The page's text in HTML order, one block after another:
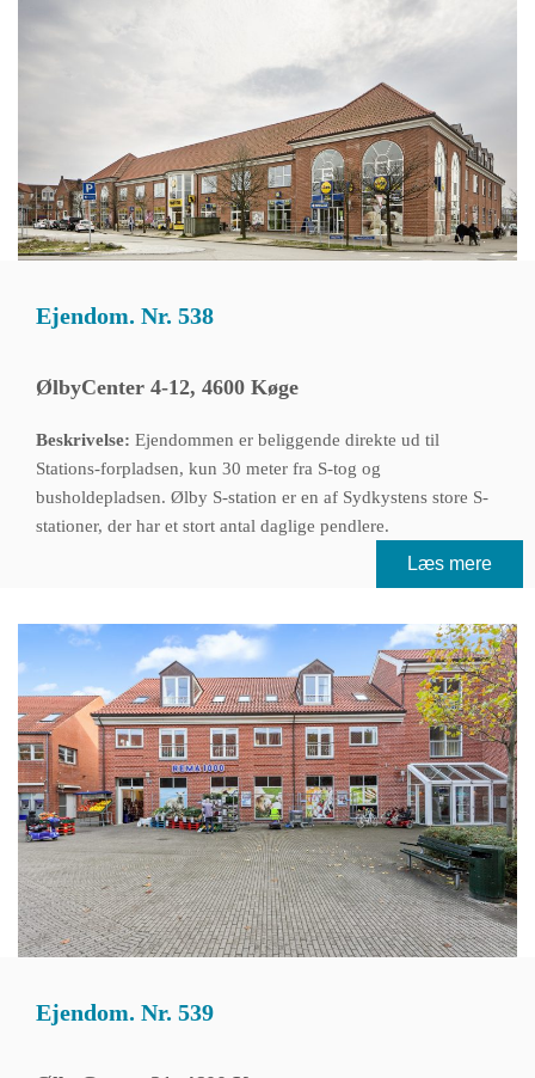
Ejendom. Nr. 538
ØlbyCenter 4-12, 4600 Køge
Beskrivelse: Ejendommen er beliggende direkte ud til
Stations-forpladsen, kun 30 meter fra S-tog og
busholdepladsen. Ølby S-station er en af Sydkystens store S-
stationer, der har et stort antal daglige pendlere.
Læs mere
Ejendom. Nr. 539